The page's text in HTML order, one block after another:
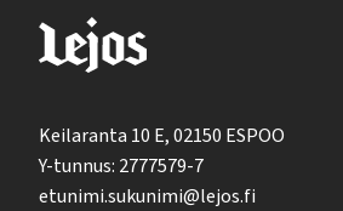
Keilaranta 10 E, 02150 ESPOO
Y-tunnus: 2777579-7
etunimi.sukunimi@lejos.fi